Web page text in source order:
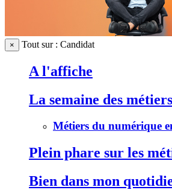
× Tout sur : Candidat
A l'affiche
La semaine des
Métiers du numérique
Plein phare sur les
Bien dans mon